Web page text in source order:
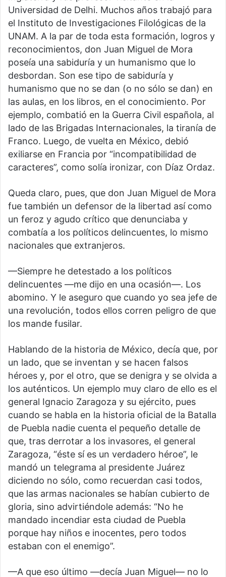
Universidad de Delhi. Muchos años trabajó para
el Instituto de Investigaciones Filológicas de la
UNAM. A la par de toda esta formación, logros y
reconocimientos, don Juan Miguel de Mora
poseía una sabiduría y un humanismo que lo
desbordan. Son ese tipo de sabiduría y
humanismo que no se dan (o no sólo se dan) en
las aulas, en los libros, en el conocimiento. Por
ejemplo, combatió en la Guerra Civil española, al
lado de las Brigadas Internacionales, la tiranía de
Franco. Luego, de vuelta en México, debió
exiliarse en Francia por “incompatibilidad de
caracteres”, como solía ironizar, con Díaz Ordaz.
Queda claro, pues, que don Juan Miguel de Mora
fue también un defensor de la libertad así como
un feroz y agudo crítico que denunciaba y
combatía a los políticos delincuentes, lo mismo
nacionales que extranjeros.
—Siempre he detestado a los políticos
delincuentes —me dijo en una ocasión—. Los
abomino. Y le aseguro que cuando yo sea jefe de
una revolución, todos ellos corren peligro de que
los mande fusilar.
Hablando de la historia de México, decía que, por
un lado, que se inventan y se hacen falsos
héroes y, por el otro, que se denigra y se olvida a
los auténticos. Un ejemplo muy claro de ello es el
general Ignacio Zaragoza y su ejército, pues
cuando se habla en la historia oficial de la Batalla
de Puebla nadie cuenta el pequeño detalle de
que, tras derrotar a los invasores, el general
Zaragoza, “éste sí es un verdadero héroe”, le
mandó un telegrama al presidente Juárez
diciendo no sólo, como recuerdan casi todos,
que las armas nacionales se habían cubierto de
gloria, sino advirtiéndole además: “No he
mandado incendiar esta ciudad de Puebla
porque hay niños e inocentes, pero todos
estaban con el enemigo”.
—A que eso último —decía Juan Miguel— no lo